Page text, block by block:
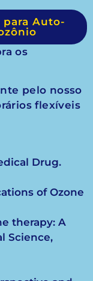
para Auto-
os
pelo nosso
flexíveis
Drug.
of Ozone
therapy: A
Science,